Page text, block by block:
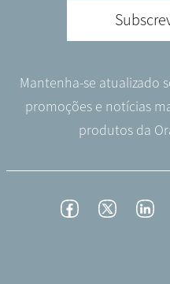
Mantenha-se atualizado
promoções e notícias
produtos da
FacebookTwitter